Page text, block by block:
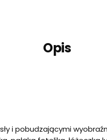
Opis
i pobudzającymi